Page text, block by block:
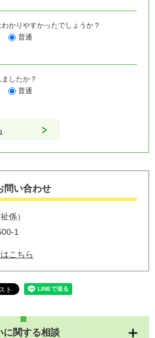
かりやすかったでしょうか？
普通
したか？
普通
問い合わせ
係
1
こちら
に関する相談